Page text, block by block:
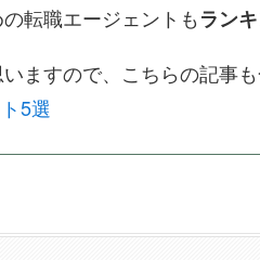
転職エージェントもラン
ますので、こちらの記事も
5選